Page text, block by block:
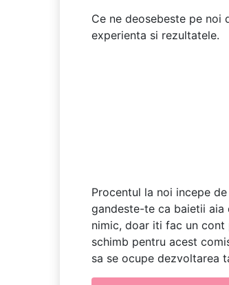
Ce ne deosebeste pe noi
experienta si rezultatele.
Procentul la noi incepe
gandeste-te ca baietii aia
nimic, doar iti fac un
schimb pentru acest
sa se ocupe dezvoltarea